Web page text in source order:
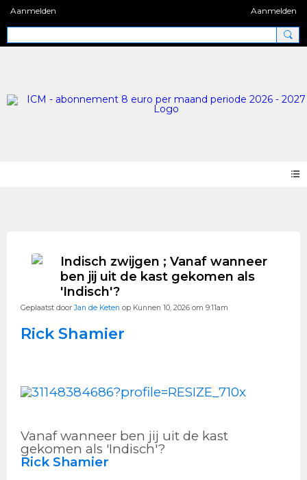
Aanmelden Aanmelden
Indisch zwijgen ; Vanaf wanneer
ben jij uit de kast gekomen als
'Indisch'?
Geplaatst door Jan de Keten op Kunnen 10, 2026 om 9:11am
Rick Shamier
Vanaf wanneer ben jij uit de kast
gekomen als 'Indisch'?
Rick Shamier